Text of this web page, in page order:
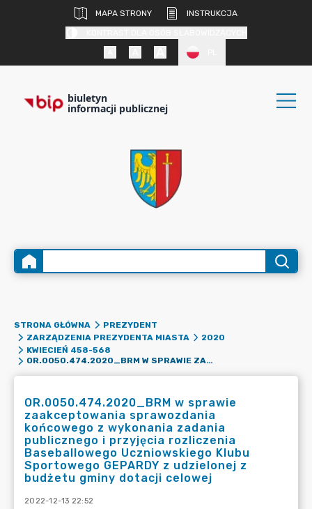
MAPA STRONY
INSTRUKCJA
biuletyn
informacji publicznej
STRONA GŁÓWNA
PREZYDENT
ZARZĄDZENIA PREZYDENTA MIASTA
2020
KWIECIEŃ 458-568
OR.0050.474.2020_BRM W SPRAWIE ZAAKCEPTOWANIA SPRAWOZDANIA KOŃCOWEGO Z WYKONANIA ZADANIA PUBLICZNEGO I PRZYJĘCIA ROZLICZENIA BASEBALLOWEGO UCZNIOWSKIEGO KLUBU SPORTOWEGO GEPARDY Z UDZIELONEJ Z BUDŻETU GMINY DOTACJI CELOWEJ
OR.0050.474.2020_BRM w sprawie
zaakceptowania sprawozdania
końcowego z wykonania zadania
publicznego i przyjęcia rozliczenia
Baseballowego Uczniowskiego Klubu
Sportowego GEPARDY z udzielonej z
budżetu gminy dotacji celowej
2022-12-13 22:52